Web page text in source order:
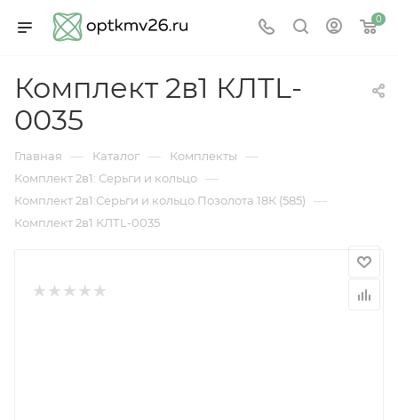
0
Комплект 2в1 КЛТL-
0035
Главная — Каталог — Комплекты —
Комплект 2в1: Серьги и кольцо —
Комплект 2в1:Серьги и кольцо.Позолота 18К (585) —
Комплект 2в1 КЛТL-0035